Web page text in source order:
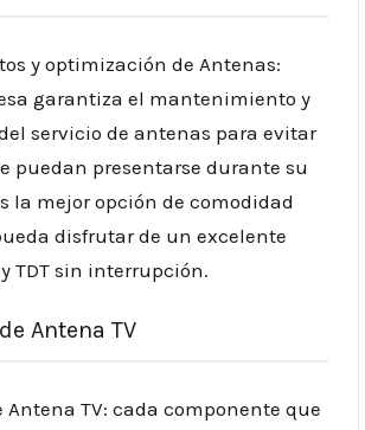
y optimización de Antenas:
garantiza el mantenimiento y
servicio de antenas para evitar
puedan presentarse durante su
la mejor opción de comodidad
disfrutar de un excelente
TDT sin interrupción.
Antena TV
Antena TV: cada componente que